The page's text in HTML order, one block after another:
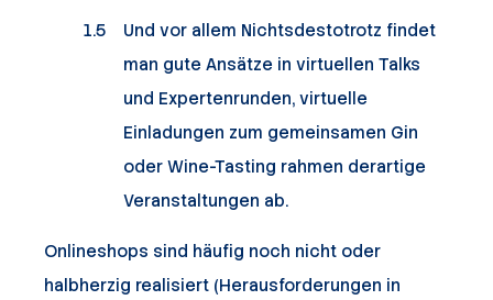
Und vor allem Nichtsdestotrotz findet
man gute Ansätze in virtuellen Talks
und Expertenrunden, virtuelle
Einladungen zum gemeinsamen Gin
oder Wine-Tasting rahmen derartige
Veranstaltungen ab.
Onlineshops sind häufig noch nicht oder
halbherzig realisiert (Herausforderungen in